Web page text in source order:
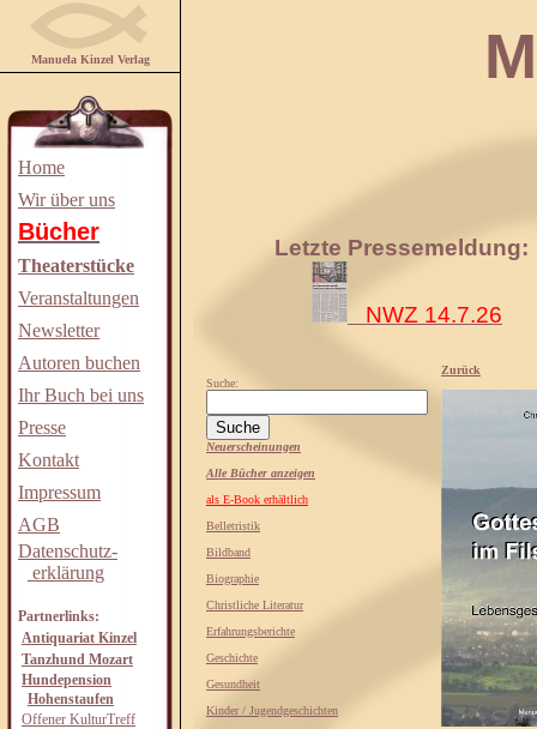
Manuela Kinzel Verlag
Home
Wir über uns
Bücher
Theaterstücke
Veranstaltungen
Newsletter
Autoren buchen
Ihr Buch bei uns
Presse
Kontakt
Impressum
AGB
Datenschutz-
erklärung
Partnerlinks:
Antiquariat Kinzel
Tanzhund Mozart
Hundepension
Hohenstaufen
Offener KulturTreff
Letzte Pressemeldung:
NWZ 14.7.26
Suche:
Neuerscheinungen
Alle Bücher anzeigen
als E-Book erhältlich
Belletristik
Bildband
Biographie
Christliche Literatur
Erfahrungsberichte
Geschichte
Gesundheit
Kinder / Jugendgeschichten
Zurück